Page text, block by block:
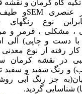
گاه کرمان و نقشه
نوع رنگهای
، مشکلی ، قرمر و
دست و چاپی) آلی
رفته از نوع
در نقشه کرمان
و رنگ سفید و سفید
جز رنگ آبی
شناسایی گردید.